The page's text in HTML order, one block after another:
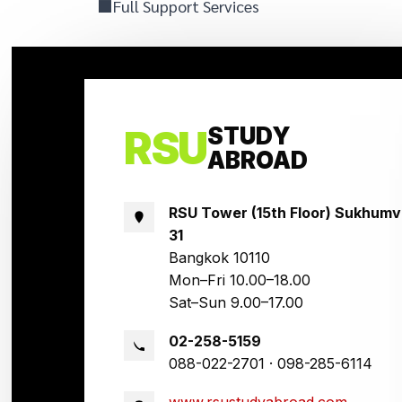
⬛Full Support Services
RSUSTUDY
ABROAD
RSU Tower (15th Floor)
31
Bangkok 10110
Mon–Fri 10.00–18.00
Sat–Sun 9.00–17.00
02-258-5159
088-022-2701 · 098-285-6114